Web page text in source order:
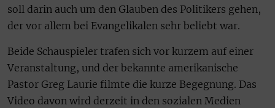
soll darin auch um den Glauben des Politikers gehen,
der vor allem bei Evangelikalen sehr beliebt war.
Beide Schauspieler trafen sich vor kurzem auf einer
Veranstaltung, und der bekannte amerikanische
Pastor Greg Laurie filmte die kurze Begegnung. Das
Video davon wird derzeit in den sozialen Medien